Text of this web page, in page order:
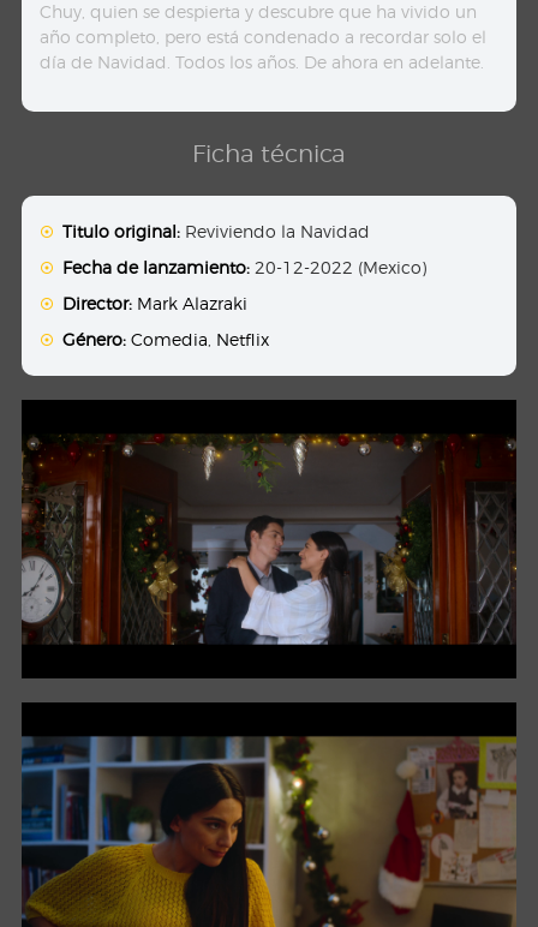
Chuy, quien se despierta y descubre que ha vivido un
año completo, pero está condenado a recordar solo el
día de Navidad. Todos los años. De ahora en adelante.
Ficha técnica
Titulo original: Reviviendo la Navidad
Fecha de lanzamiento: 20-12-2022 (Mexico)
Director: Mark Alazraki
Género: Comedia Netflix